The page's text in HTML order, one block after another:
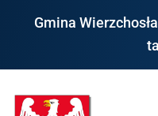
Gmina